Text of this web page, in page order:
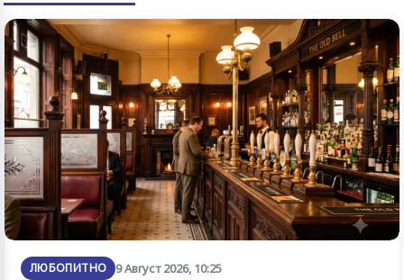
ЛЮБОПИТНО 9 Август 2026, 10:25